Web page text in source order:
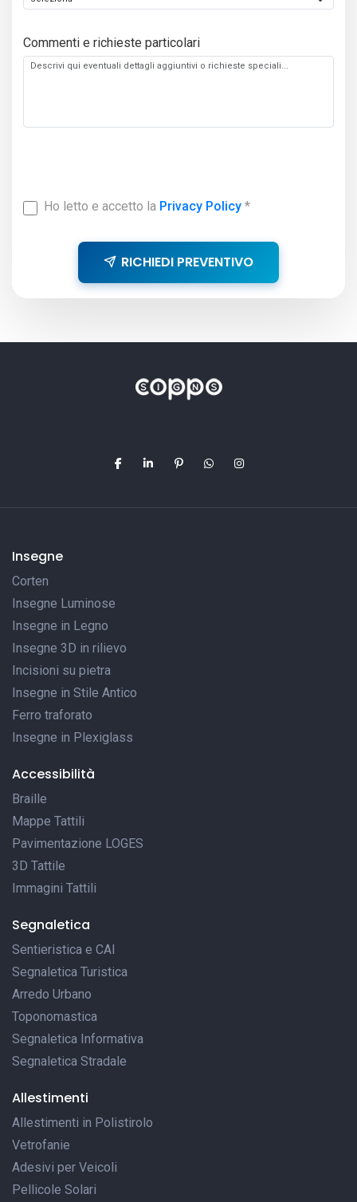
Commenti e richieste particolari
Ho letto e accetto la Privacy Policy*
RICHIEDI PREVENTIVO
Insegne
Corten
Insegne Luminose
Insegne in Legno
Insegne 3D in rilievo
Incisioni su pietra
Insegne in Stile Antico
Ferro traforato
Insegne in Plexiglass
Accessibilità
Braille
Mappe Tattili
Pavimentazione LOGES
3D Tattile
Immagini Tattili
Segnaletica
Sentieristica e CAI
Segnaletica Turistica
Arredo Urbano
Toponomastica
Segnaletica Informativa
Segnaletica Stradale
Allestimenti
Allestimenti in Polistirolo
Vetrofanie
Adesivi per Veicoli
Pellicole Solari